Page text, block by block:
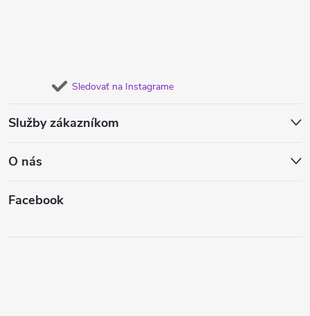
Sledovať na Instagrame
Služby zákazníkom
O nás
Facebook